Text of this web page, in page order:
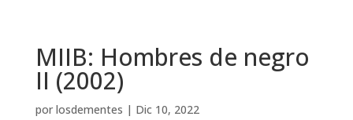
MIIB: Hombres de negro
II (2002)
por losdementes | Dic 10, 2022